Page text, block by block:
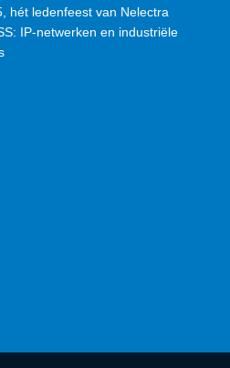
hét ledenfeest van Nelectra
IP-netwerken en industriële